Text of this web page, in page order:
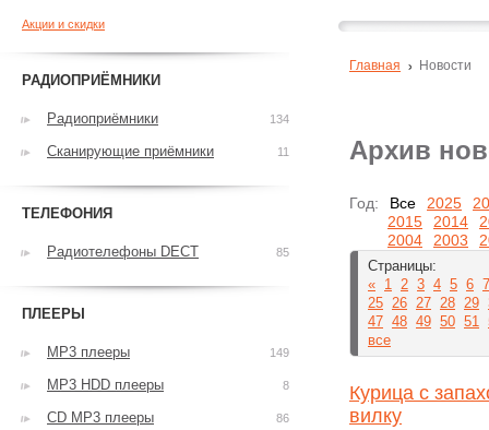
Архив
Год: Все 2025
2015
2014
2004
2003
Страницы:
« 1 2 3 4 5 6 7
25 26 27 28 29
47 48 49 50 51
все
Курица с
вилку
Главная Новости
Акции и скидки
РАДИОПРИЁМНИКИ
Радиоприёмники 134
Сканирующие приёмники 11
ТЕЛЕФОНИЯ
Радиотелефоны DECT 85
ПЛЕЕРЫ
MP3 плееры 149
MP3 HDD плееры 8
CD MP3 плееры 86